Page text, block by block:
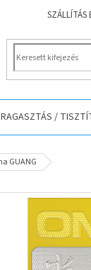
SZÁLLÍTÁS
RAGASZTÁS /
GUANG